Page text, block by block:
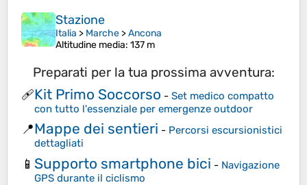
Stazione
Italia > Marche >Ancona
Altitudine media: 137 m
Preparati per la tua prossima avventura:
🩹Kit Primo Soccorso - Set medico compatto
con tutto l'essenziale per emergenze outdoor
📍Mappe dei sentieri - Percorsi escursionistici
dettagliati
📱 Supporto smartphone bici - Navigazione
GPS durante il ciclismo